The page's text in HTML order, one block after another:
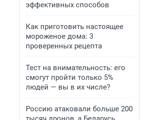
эффективных способов
Как приготовить настоящее
мороженое дома: 3
проверенных рецепта
Тест на внимательность: его
смогут пройти только 5%
людей — вы в их числе?
Россию атаковали больше 200